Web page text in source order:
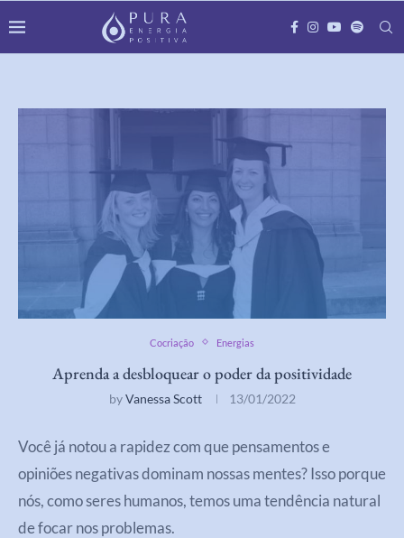
Cocriação Energias
Aprenda a desbloquear o poder da positividade
byVanessa Scott 13/01/2022
Você já notou a rapidez com que pensamentos e
opiniões negativas dominam nossas mentes? Isso porque
nós, como seres humanos, temos uma tendência natural
de focar nos problemas.